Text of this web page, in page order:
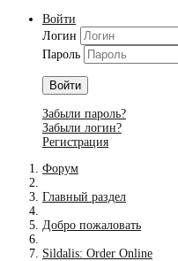
Войти
Логин
Пароль
Войти
Забыли пароль?
Забыли логин?
Регистрация
Форум
Главный раздел
Добро пожаловать
Sildalis: Order Online